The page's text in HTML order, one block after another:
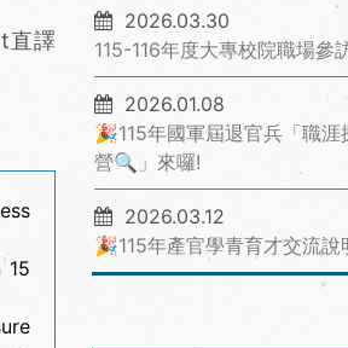
直譯
2026.03.30
115-116年度大專校院職場參
2026.01.08
🎉115年國軍屆退官兵「職涯
營🔍」來囉!
2026.03.12
🎉115年產官學青育才交流說